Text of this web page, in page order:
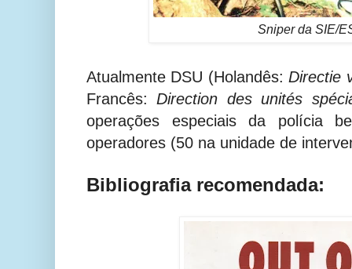
Sniper da SIE/
Atualmente DSU (Holandês:Directie
Francês:Direction des unités
operações especiais da polícia
operadores (50 na unidade de
Bibliografia recomendada: